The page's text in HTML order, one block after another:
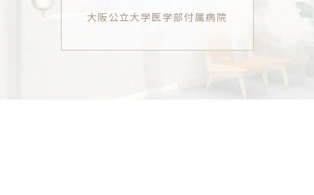
大阪公立大学医学部付属病院